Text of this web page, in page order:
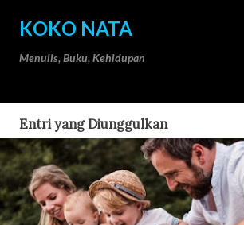
Langsung ke konten utama
KOKO NATA
Menulis, Buku, Kehidupan
Entri yang Diunggulkan